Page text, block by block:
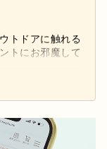
トドアに触れる
トにお邪魔して